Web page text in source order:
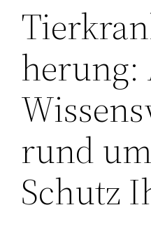
herung:
rund
Schutz